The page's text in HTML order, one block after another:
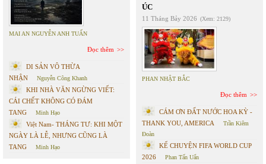
MAI AN NGUYỄN ANH TUẤN
Đọc thêm
DI SẢN VÔ THỪA
NHẬN
Nguyễn Công Khanh
KHI NHÀ VĂN NGỪNG VIẾT:
CÁI CHẾT KHÔNG CÓ ĐÁM
TANG
Minh Hạo
Việt Nam- THÁNG TƯ: KHI MỘT
NGÀY LÀ LỄ, NHƯNG CŨNG LÀ
TANG
Minh Hạo
ÚC
11 Tháng Bảy 2026 (Xem: 2129)
PHAN NHẬT BẮC
Đọc thêm
CÁM ƠN ĐẤT NƯỚC HOA KỲ -
THANK YOU, AMERICA
Trần Kiêm
Đoàn
KỂ CHUYỆN FIFA WORLD CUP
2026
Phan Tấn Uẩn